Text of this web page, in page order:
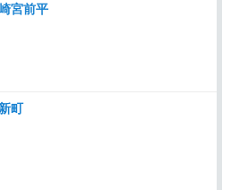
宮前平
町